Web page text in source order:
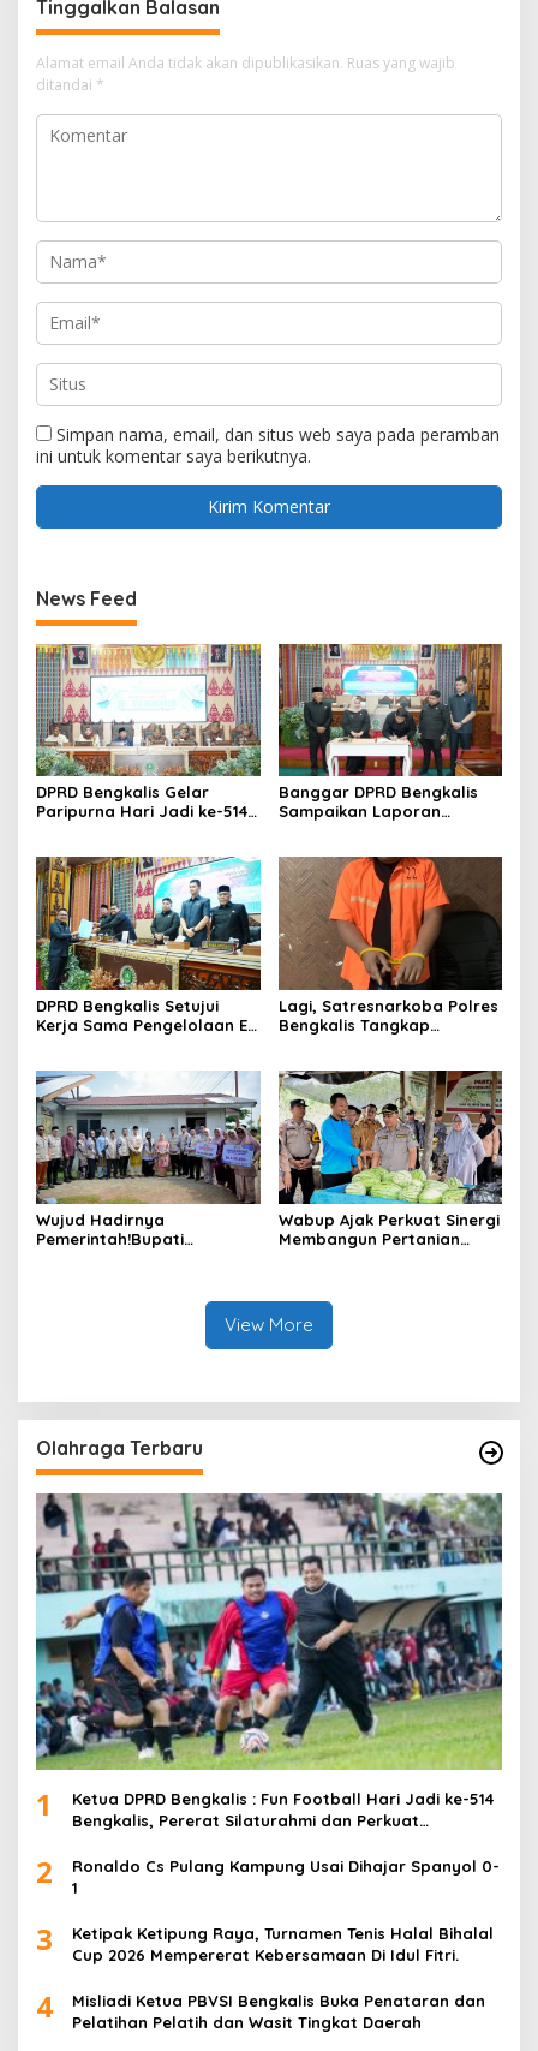
Tinggalkan Balasan
Alamat email Anda tidak akan dipublikasikan. Ruas yang wajib
ditandai *
Simpan nama, email, dan situs web saya pada peramban
ini untuk komentar saya berikutnya.
News Feed
DPRD Bengkalis Gelar
Paripurna Hari Jadi ke-514
Negeri Junjungan.
Banggar DPRD Bengkalis
Sampaikan Laporan
Pelaksanaan APBD Tahun
Anggaran 2025
DPRD Bengkalis Setujui
Kerja Sama Pengelolaan E-
Lagi, Satresnarkoba Polres
Bengkalis Tangkap
Wujud Hadirnya
Pemerintah!Bupati
Wabup Ajak Perkuat Sinergi
Membangun Pertanian
View More
Olahraga Terbaru
1
Ketua DPRD Bengkalis : Fun Football Hari Jadi ke-514
Bengkalis, Pererat Silaturahmi dan Perkuat
2
Ronaldo Cs Pulang Kampung Usai Dihajar Spanyol 0-
1
3
Ketipak Ketipung Raya, Turnamen Tenis Halal Bihalal
Cup 2026 Mempererat Kebersamaan Di Idul Fitri.
4
Misliadi Ketua PBVSI Bengkalis Buka Penataran dan
Pelatihan Pelatih dan Wasit Tingkat Daerah